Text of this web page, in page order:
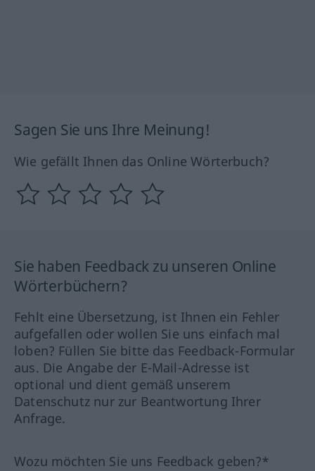
Sagen Sie uns Ihre Meinung!
Wie gefällt Ihnen das Online Wörterbuch?
Sie haben Feedback zu unseren Online
Wörterbüchern?
Fehlt eine Übersetzung, ist Ihnen ein Fehler
aufgefallen oder wollen Sie uns einfach mal
loben? Füllen Sie bitte das Feedback-Formular
aus. Die Angabe der E-Mail-Adresse ist
optional und dient gemäß unserem
Datenschutz nur zur Beantwortung Ihrer
Anfrage.
Wozu möchten Sie uns Feedback geben?*